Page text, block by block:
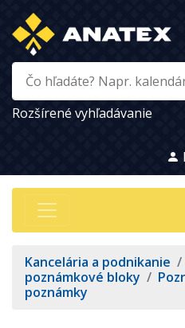
Rozšírené vyhľadávanie
Kancelária a podnikanie /
poznámkové bloky /
poznámky